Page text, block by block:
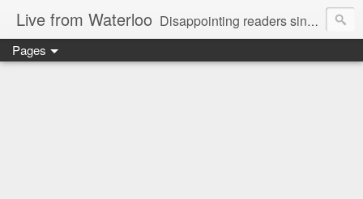
Live from Waterloo Disappointing readers since 2006
Pages